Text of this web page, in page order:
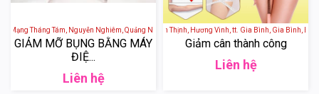
Mạng Tháng Tám, Nguyễn Nghiêm, Quảng Ngãi, Việt Nam
GIẢM MỠ BỤNG BẰNG MÁY
ĐIỆ...
Liên hệ
Daily Spa - 280 Lê Văn Thịnh, Hương Vinh, tt. Gia Bình, Gia Bình, Bắc
Giảm cân thành công
Liên hệ